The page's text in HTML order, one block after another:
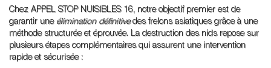
Chez APPEL STOP NUISIBLES 16, notre objectif premier est de
garantir une élimination définitivedes frelons asiatiques grâce à une
méthode structurée et éprouvée. La destruction des nids repose sur
plusieurs étapes complémentaires qui assurent une intervention
rapide et sécurisée :